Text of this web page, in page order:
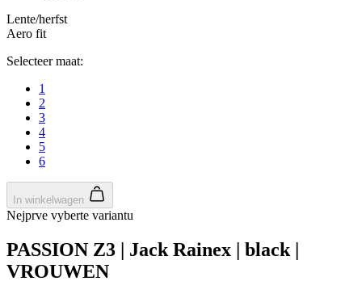
Lente/herfst
Aero fit
Selecteer maat:
1
2
3
4
5
6
In winkelwagen
Nejprve vyberte variantu
PASSION Z3 | Jack Rainex | black |
VROUWEN